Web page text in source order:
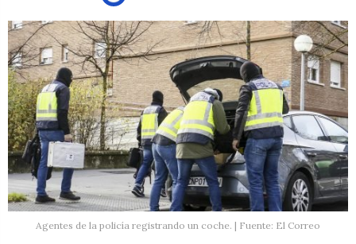
Agentes de la policía registrando un coche. | Fuente: El Correo